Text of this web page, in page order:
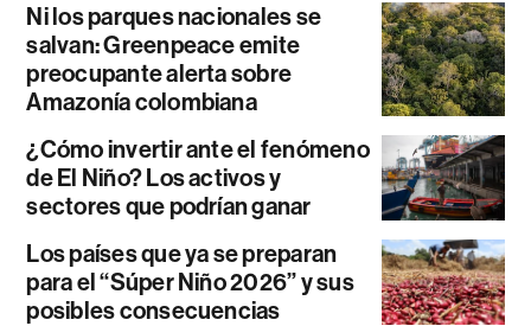
Ni los parques nacionales se
salvan: Greenpeace emite
preocupante alerta sobre
Amazonía colombiana
¿Cómo invertir ante el fenómeno
de El Niño? Los activos y
sectores que podrían ganar
Los países que ya se preparan
para el “Súper Niño 2026” y sus
posibles consecuencias